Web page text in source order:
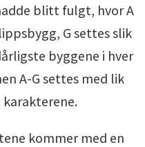
blitt fulgt, hvor A
G settes slik
byggene i hver
A-G settes med lik
kommer med en